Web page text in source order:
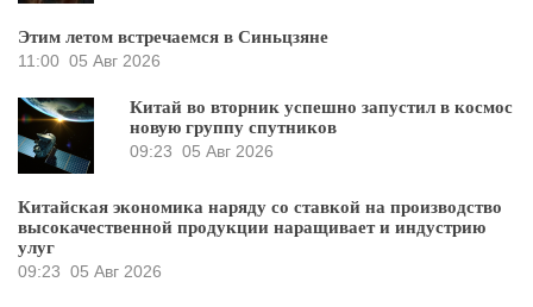
Этим летом встречаемся в Синьцзяне
11:00 05 Авг 2026
Китай во вторник успешно запустил в космос
новую группу спутников
09:23 05 Авг 2026
Китайская экономика наряду со ставкой на производство
высокачественной продукции наращивает и индустрию
улуг
09:23 05 Авг 2026